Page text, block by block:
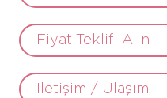
Fiyat Teklifi Alın
İletişim / Ulaşım